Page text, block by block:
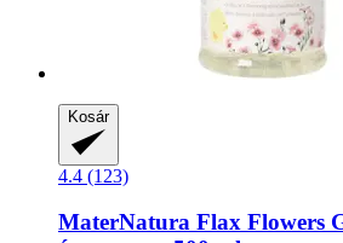
Kosár
4.4 (123)
MaterNatura Flax Flowers